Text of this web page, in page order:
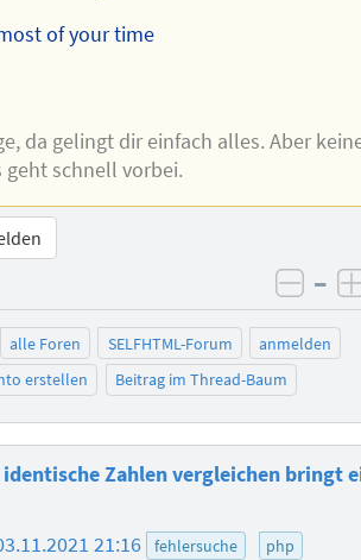
of your time
da gelingt dir einfach alles. Aber
geht schnell vorbei.
–
alle Foren SELFHTML-Forum
anmelden
erstellen
Beitrag im Thread-Baum
identische Zahlen vergleichen bringt
21:16 fehlersuche php